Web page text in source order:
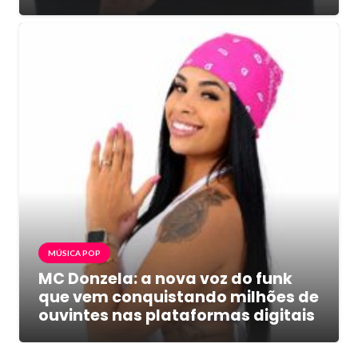
MÚSICA POP
MC Donzela: a nova voz do funk
que vem conquistando milhões de
ouvintes nas plataformas digitais